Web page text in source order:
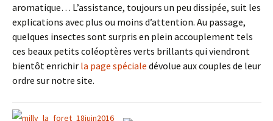
aromatique… L’assistance, toujours un peu dissipée, suit les
explications avec plus ou moins d’attention. Au passage,
quelques insectes sont surpris en plein accouplement tels
ces beaux petits coléoptères verts brillants qui viendront
bientôt enrichir la page spéciale dévolue aux couples de leur
ordre sur notre site.